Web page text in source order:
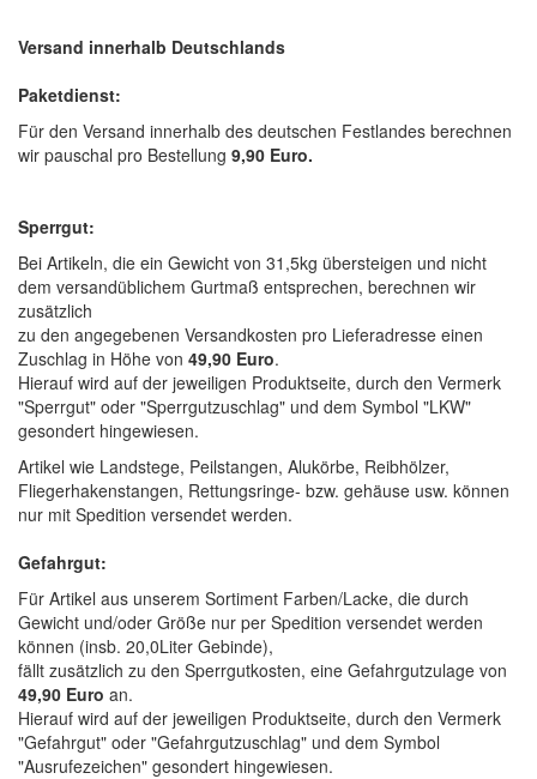
Versand innerhalb Deutschlands
Paketdienst:
Für den Versand innerhalb des deutschen Festlandes berechnen
wir pauschal pro Bestellung 9,90 Euro.
Sperrgut:
Bei Artikeln, die ein Gewicht von 31,5kg übersteigen und nicht
dem versandüblichem Gurtmaß entsprechen, berechnen wir
zusätzlich
zu den angegebenen Versandkosten pro Lieferadresse einen
Zuschlag in Höhe von 49,90 Euro.
Hierauf wird auf der jeweiligen Produktseite, durch den Vermerk
"Sperrgut" oder "Sperrgutzuschlag" und dem Symbol "LKW"
gesondert hingewiesen.
Artikel wie Landstege, Peilstangen, Alukörbe, Reibhölzer,
Fliegerhakenstangen, Rettungsringe- bzw. gehäuse usw. können
nur mit Spedition versendet werden.
Gefahrgut:
Für Artikel aus unserem Sortiment Farben/Lacke, die durch
Gewicht und/oder Größe nur per Spedition versendet werden
können (insb. 20,0Liter Gebinde),
fällt zusätzlich zu den Sperrgutkosten, eine Gefahrgutzulage von
49,90 Euro an.
Hierauf wird auf der jeweiligen Produktseite, durch den Vermerk
"Gefahrgut" oder "Gefahrgutzuschlag" und dem Symbol
"Ausrufezeichen" gesondert hingewiesen.